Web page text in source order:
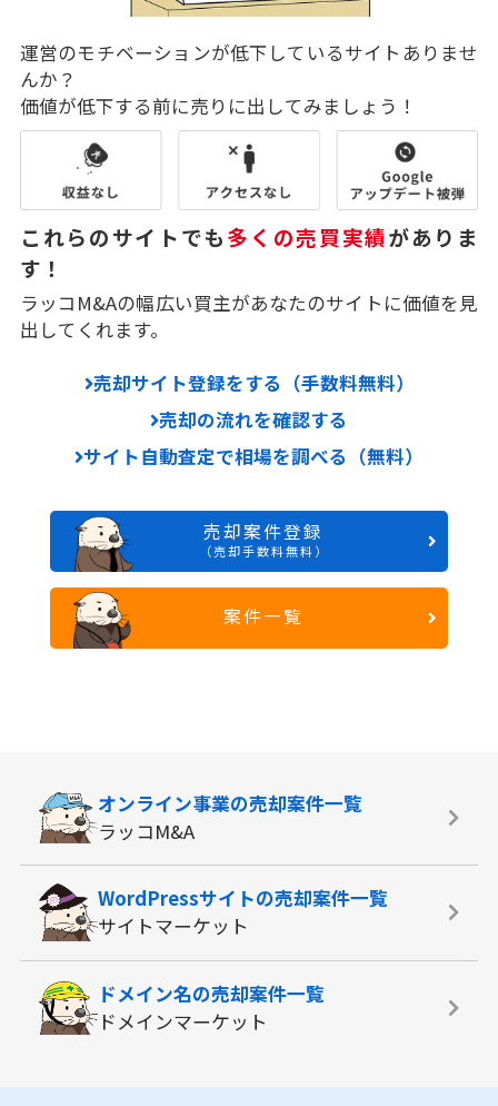
運営のモチベーションが低下しているサイトありませ
んか？
価値が低下する前に売りに出してみましょう！
これらのサイトでも多くの売買実績がありま
す！
ラッコM&Aの幅広い買主があなたのサイトに価値を見
出してくれます。
売却サイト登録をする（手数料無料）
売却の流れを確認する
サイト自動査定で相場を調べる（無料）
売却案件登録
（売却手数料無料）
案件一覧
オンライン事業の売却案件一覧
ラッコM&A
WordPressサイトの売却案件一覧
サイトマーケット
ドメイン名の売却案件一覧
ドメインマーケット